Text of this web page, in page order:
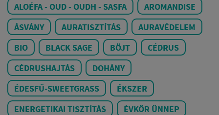
ALOÉFA - OUD - OUDH - SASFA
AROMANDISE
ÁSVÁNY
AURATISZTÍTÁS
AURAVÉDELEM
BIO
BLACK SAGE BÖJT
CÉDRUS
CÉDRUSHAJTÁS
DOHÁNY
ÉDESFŰ-SWEETGRASS
ÉKSZER
ENERGETIKAI TISZTÍTÁS
ÉVKÖR ÜNNEP